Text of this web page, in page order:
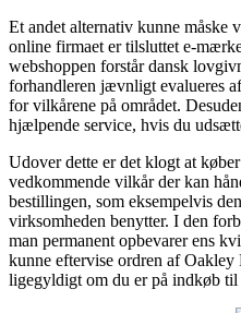
Et andet alternativ kunne måske
online firmaet er tilsluttet e-
webshoppen forstår dansk
forhandleren jævnligt evalueres
for vilkårene på området.
hjælpende service, hvis du
Udover dette er det klogt at
vedkommende vilkår der kan
bestillingen, som eksempelvis
virksomheden benytter. I den
man permanent opbevarer ens
kunne eftervise ordren af
ligegyldigt om du er på indkøb til